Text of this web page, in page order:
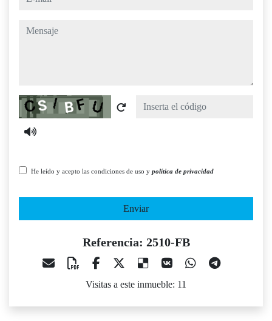
mensaje
Captcha
He leído y acepto las condiciones de uso y política de privacidad
Enviar
Referencia: 2510-FB
Visitas a este inmueble: 11